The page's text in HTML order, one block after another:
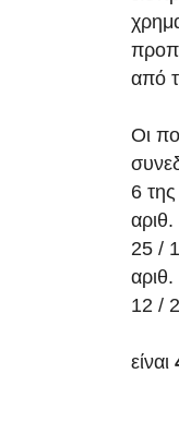
από
Οι
6
25 /
12 /
είναι